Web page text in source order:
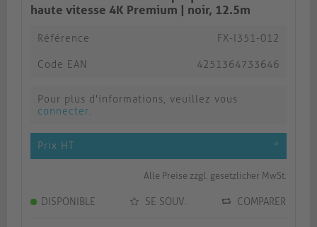
haute vitesse 4K Premium | noir, 12.5m​​​​​​​
Référence FX-I351-012
Code EAN 4251364733646
Pour plus d'informations, veuillez vous
connecter.
Prix HT *
Alle Preise zzgl. gesetzlicher MwSt.
DISPONIBLE SE SOUV. COMPARER